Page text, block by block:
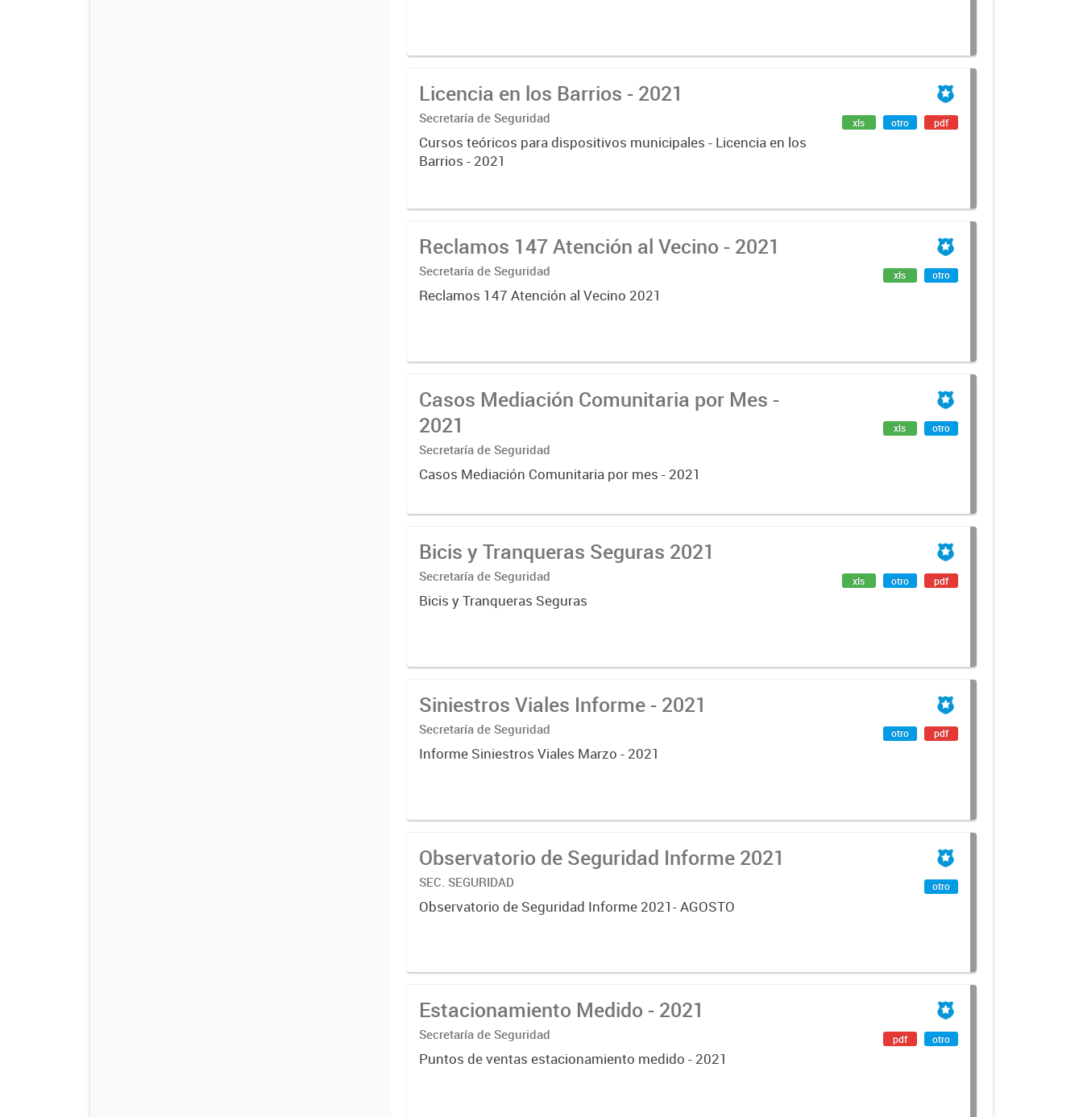
Licencia en los Barrios - 2021
Secretaría de Seguridad
Cursos teóricos para dispositivos municipales - Licencia en los
Barrios - 2021
xls otro pdf
Reclamos 147 Atención al Vecino - 2021
Secretaría de Seguridad
Reclamos 147 Atención al Vecino 2021
xls otro
Casos Mediación Comunitaria por Mes -
2021
Secretaría de Seguridad
Casos Mediación Comunitaria por mes - 2021
xls otro
Bicis y Tranqueras Seguras 2021
Secretaría de Seguridad
Bicis y Tranqueras Seguras
xls otro pdf
Siniestros Viales Informe - 2021
Secretaría de Seguridad
Informe Siniestros Viales Marzo - 2021
otro pdf
Observatorio de Seguridad Informe 2021
SEC. SEGURIDAD
Observatorio de Seguridad Informe 2021- AGOSTO
otro
Estacionamiento Medido - 2021
Secretaría de Seguridad
Puntos de ventas estacionamiento medido - 2021
pdf otro